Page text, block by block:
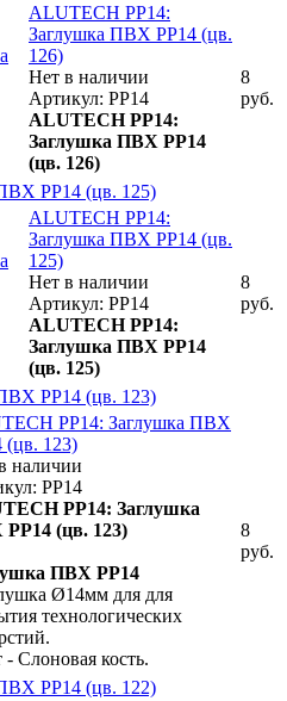
ALUTECH PP14:
Заглушка ПВХ PP14 (цв.
126)
Нет в наличии
Артикул: PP14
ALUTECH PP14:
Заглушка ПВХ PP14
(цв. 126)
8
руб.
PP14 (цв. 125)
ALUTECH PP14:
Заглушка ПВХ PP14 (цв.
125)
Нет в наличии
Артикул: PP14
ALUTECH PP14:
Заглушка ПВХ PP14
(цв. 125)
8
руб.
PP14 (цв. 123)
PP14: Заглушка ПВХ
(цв. 123)
наличии
PP14
PP14: Заглушка
(цв. 123)
ПВХ PP14
Ø14мм для для
технологических
- Слоновая кость.
8
руб.
PP14 (цв. 122)